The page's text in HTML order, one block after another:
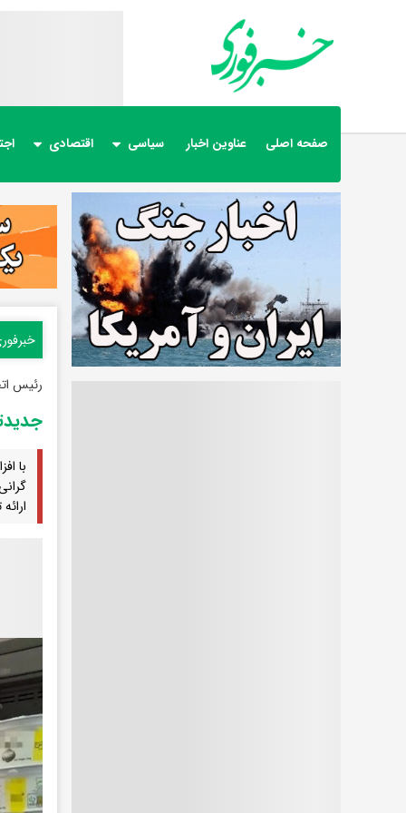
صفحه اصلی عناوین اخبار سیاسی اقتصادی
رئیس